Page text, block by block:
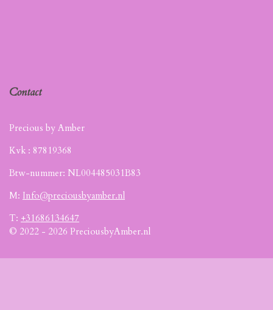
Contact
Precious by Amber
Kvk : 87819368
Btw-nummer: NL004485031B83
M: Info@preciousbyamber.nl
T: +31686134647
© 2022 - 2026 PreciousbyAmber.nl